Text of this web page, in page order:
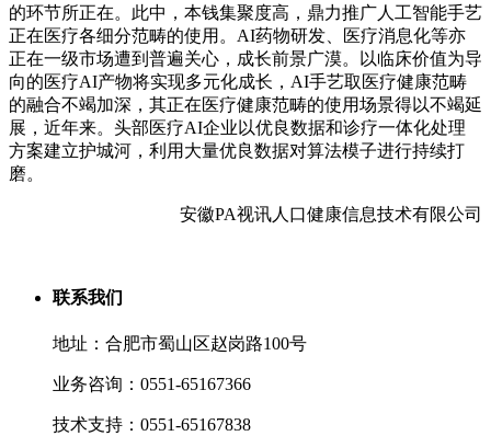
的环节所正在。此中，本钱集聚度高，鼎力推广人工智能手艺
正在医疗各细分范畴的使用。AI药物研发、医疗消息化等亦
正在一级市场遭到普遍关心，成长前景广漠。以临床价值为导
向的医疗AI产物将实现多元化成长，AI手艺取医疗健康范畴
的融合不竭加深，其正在医疗健康范畴的使用场景得以不竭延
展，近年来。头部医疗AI企业以优良数据和诊疗一体化处理
方案建立护城河，利用大量优良数据对算法模子进行持续打
磨。
安徽PA视讯人口健康信息技术有限公司
联系我们
地址：合肥市蜀山区赵岗路100号
业务咨询：0551-65167366
技术支持：0551-65167838